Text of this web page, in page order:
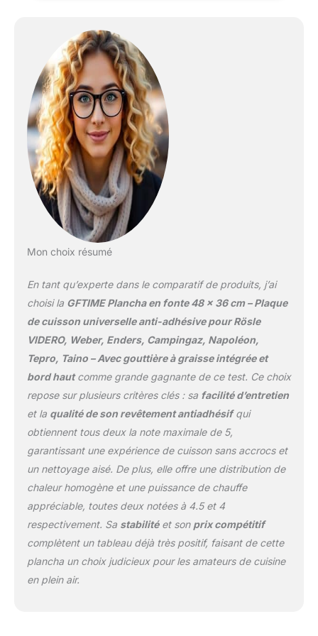
barbecues en plein air. La
paroi latérale surélevée
de 8 cm facilite le
retournement et le
retournement des
aliments. Plancha
parfaite pour cuire des
pommes de terre. Le bac
à graisse recueille les
gouttes, empêche les
chasses d'eau et facilite
Dimensions : 48 L x 36 L
x 10 H. Plaque de
cuisson 46 x 36 cm.
Hauteur intérieure : 8 cm.
Matériau : fonte émaillée
en porcelaine.
Antiadhésif, facile à
nettoyer. Plancha
à gaz, les fours, les
cuisinières et
transformez votre grill en
cuisine extérieure pour
Vous pouvez faire des
crêpes, du bacon, des
sandwichs, des œufs, du
saumon, du fromage et
hamburgers, des
Mon choix résumé
En tant qu’experte dans le comparatif de produits, j’ai
choisi la GFTIME Plancha en fonte 48 x 36 cm – Plaque
de cuisson universelle anti-adhésive pour Rösle
VIDERO, Weber, Enders, Campingaz, Napoléon,
Tepro, Taino – Avec gouttière à graisse intégrée et
bord hautcomme grande gagnante de ce test. Ce choix
repose sur plusieurs critères clés : sa facilité d’entretien
et la qualité de son revêtement antiadhésifqui
obtiennent tous deux la note maximale de 5,
garantissant une expérience de cuisson sans accrocs et
un nettoyage aisé. De plus, elle offre une distribution de
chaleur homogène et une puissance de chauffe
appréciable, toutes deux notées à 4.5 et 4
respectivement. Sa stabilitéet son prix compétitif
complètent un tableau déjà très positif, faisant de cette
plancha un choix judicieux pour les amateurs de cuisine
en plein air.